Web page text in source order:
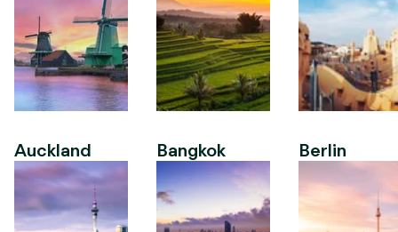
Auckland Bangkok Berlin